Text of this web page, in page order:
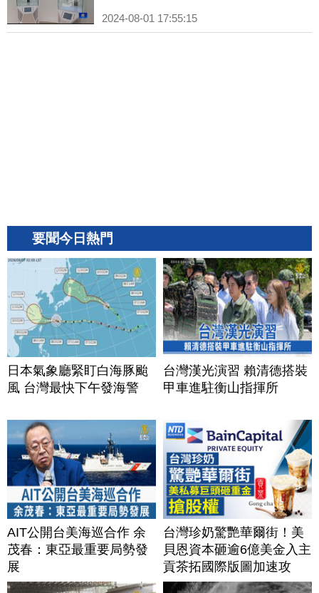
2024-08-01 17:55:15
要聞今日熱門
日本氣象廳緊盯白海豚颱
風 台灣最快下午發海警
台灣漢光演習 賴清德搭裝
甲車進駐衡山指揮所
AIT公開台美海巡合作 余
茂春：東亞最重要局勢發
展
台灣珍奶驚艷華爾街！美
貝恩資本砸逾6億美金入主
貢茶拓國際版圖加速攻
美？｜#財經新聞｜